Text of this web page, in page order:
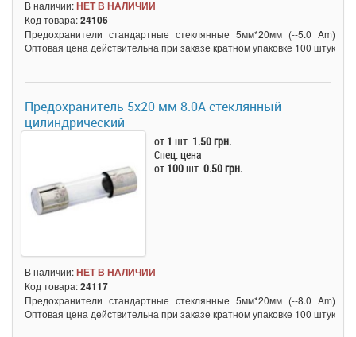
В наличии:НЕТ В НАЛИЧИИ
Код товара:24106
Предохранители стандартные стеклянные 5мм*20мм (--5.0 Am)
Оптовая цена действительна при заказе кратном упаковке 100 штук
Предохранитель 5x20 мм 8.0A стеклянный
цилиндрический
от 1 шт. 1.50 грн.
Спец. цена
от 100шт.0.50 грн.
В наличии:НЕТ В НАЛИЧИИ
Код товара:24117
Предохранители стандартные стеклянные 5мм*20мм (--8.0 Am)
Оптовая цена действительна при заказе кратном упаковке 100 штук